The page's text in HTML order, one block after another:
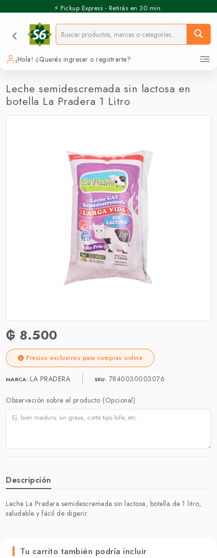
⚡️ Pickup Express - Retirás en 30 min.
¡Hola! ¿Querés ingresar o registrarte?
Leche semidescremada sin lactosa en
botella La Pradera 1 Litro
₲ 8.500
Precios exclusivos para compras online
MARCA: LA PRADERA SKU: 7840030003076
Observación sobre el producto (Opcional)
Descripción
Leche La Pradera semidescremada sin lactosa, botella de 1 litro,
saludable y fácil de digerir.
Tu carrito también podría incluir